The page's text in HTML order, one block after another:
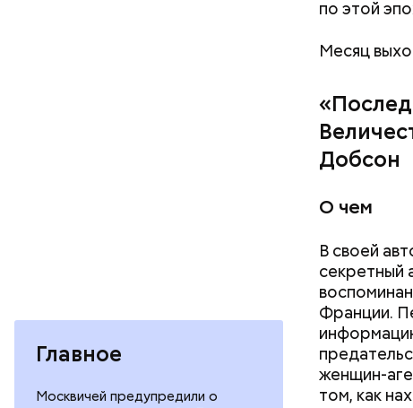
Главное
Москвичей предупредили о
по этой
Месяц
Добсон
О чем
В своей
секретный
Франции.
женщин-
том, как